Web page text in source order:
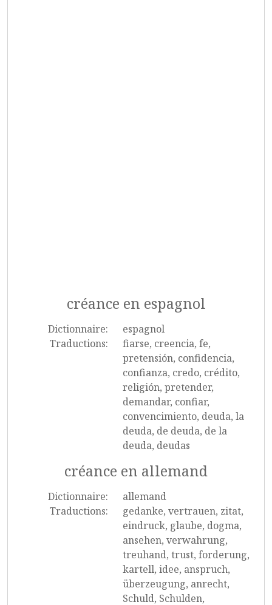
créance en espagnol
Dictionnaire:
espagnol
Traductions:
fiarse, creencia, fe,
pretensión, confidencia,
confianza, credo, crédito,
religión, pretender,
demandar, confiar,
convencimiento, deuda, la
deuda, de deuda, de la
deuda, deudas
créance en allemand
Dictionnaire:
allemand
Traductions:
gedanke, vertrauen, zitat,
eindruck, glaube, dogma,
ansehen, verwahrung,
treuhand, trust, forderung,
kartell, idee, anspruch,
überzeugung, anrecht,
Schuld, Schulden,